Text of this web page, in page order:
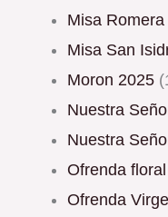
Misa
Misa San
Moron 2025
Nuestra
Nuestra
Ofrenda
Ofrenda